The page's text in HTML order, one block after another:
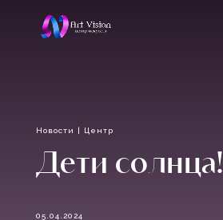
Новости | Центр
Дети солнца!
05.04.2024